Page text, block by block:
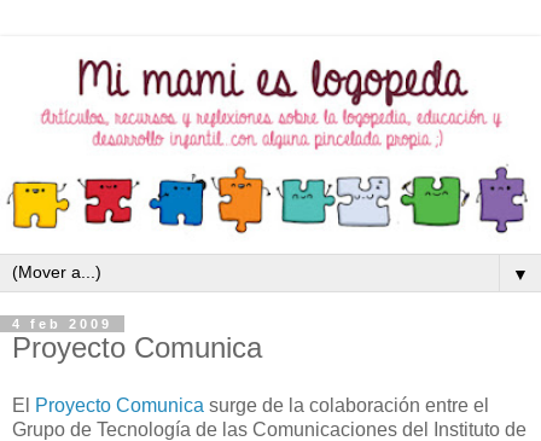
▼
4 feb 2009
Proyecto Comunica
El Proyecto Comunica surge de la colaboración entre el
Grupo de Tecnología de las Comunicaciones del Instituto de